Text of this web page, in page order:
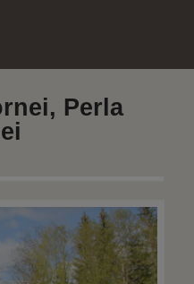
Perla